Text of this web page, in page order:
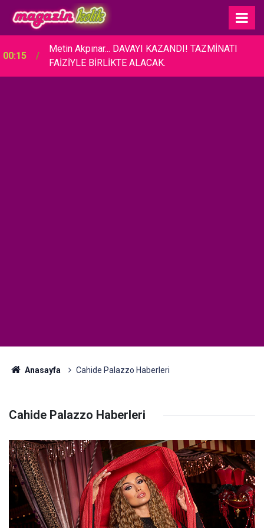
00:15
Metin Akpınar... DAVAYI KAZANDI! TAZMİNATI
FAİZİYLE BİRLİKTE ALACAK.
Anasayfa Cahide Palazzo Haberleri
Cahide Palazzo Haberleri